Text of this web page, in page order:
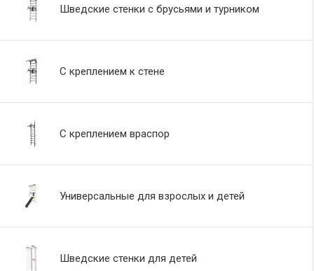
Шведские стенки с брусьями и турником
С креплением к стене
С креплением враспор
Универсальные для взрослых и детей
Шведские стенки для детей